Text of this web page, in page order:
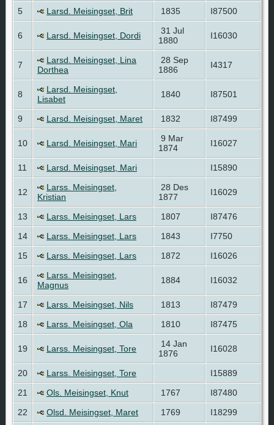
5 Larsd. Meisingset, Brit 1835 I87500
6 Larsd. Meisingset, Dordi
31 Jul
1880
I16030
7
Larsd. Meisingset, Lina
Dorthea
28 Sep
1886
I4317
8
Larsd. Meisingset,
Lisabet
1840 I87501
9 Larsd. Meisingset, Maret 1832 I87499
10 Larsd. Meisingset, Mari
9 Mar
1874
I16027
11 Larsd. Meisingset, Mari I15890
12
Larss. Meisingset,
Kristian
28 Des
1877
I16029
13 Larss. Meisingset, Lars 1807
I87476
14
Larss. Meisingset, Lars 1843
I7750
15
Larss. Meisingset, Lars 1872 I16026
16
Larss. Meisingset,
Magnus
1884 I16032
17 Larss. Meisingset, Nils 1813
I87479
18
Larss. Meisingset, Ola 1810 I87475
19 Larss. Meisingset, Tore
14 Jan
1876
I16028
20 Larss. Meisingset, Tore
I15889
21
Ols. Meisingset, Knut 1767
I87480
22
Olsd. Meisingset, Maret 1769 I18299